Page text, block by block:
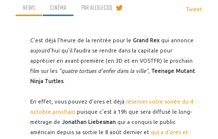
NEWS CINÉMA PARALEXLECOQ Tweet
C'est déjà l'heure de la rentrée pour le Grand Rex qui annonce
aujourd'hui qu'il faudra se rendre dans la capitale pour
apprécier en avant-première (en 3D et en VOSTFR) le prochain
film sur les "quatre tortues d'enfer dans la ville", Teenage Mutant
Ninja Turtles.
En effet, vous pouvez d'ores et déjà réserver votre soirée du 4
octobre prochain puisque c'est à 19h que sera diffusé le long-
métrage de Jonathan Liebesman qui a conquis le public
américain depuis sa sortie le 8 août dernier et qui a d'ores et